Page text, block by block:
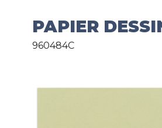
PAPIER
960484C